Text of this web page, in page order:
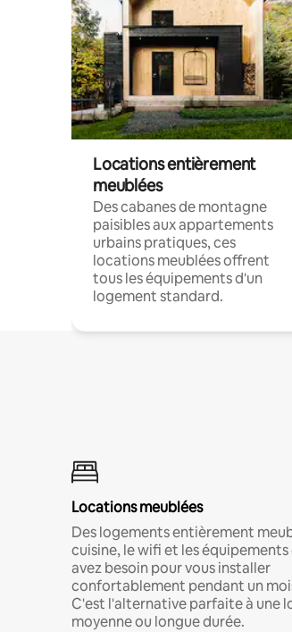
Locations entièrement
meublées
Des cabanes de montagne
paisibles aux appartements
urbains pratiques, ces
locations meublées offrent
tous les équipements d'un
logement standard.
Locations meublées
Des logements entièrement
cuisine, le wifi et les
avez besoin pour vous installer
confortablement pendant un
C'est l'alternative parfaite à une
moyenne ou longue durée.